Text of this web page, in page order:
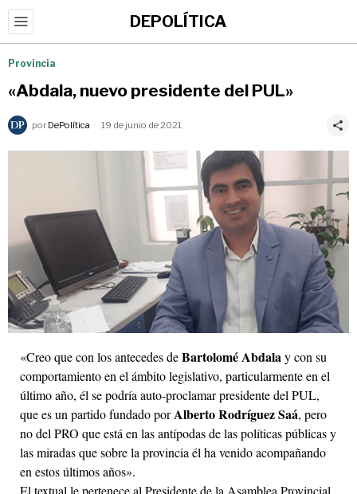
DEPOLÍTICA
Provincia
«Abdala, nuevo presidente del PUL»
por DePolítica 19 de junio de 2021
«Creo que con los antecedes deBartolomé Abdalay con su
comportamiento en el ámbito legislativo, particularmente en el
último año, él se podría auto-proclamar presidente del PUL,
que es un partido fundado porAlberto Rodríguez Saá, pero
no del PRO que está en las antípodas de las políticas públicas y
las miradas que sobre la provincia él ha venido acompañando
en estos últimos años».
El textual le pertenece al Presidente de la Asamblea Provincial